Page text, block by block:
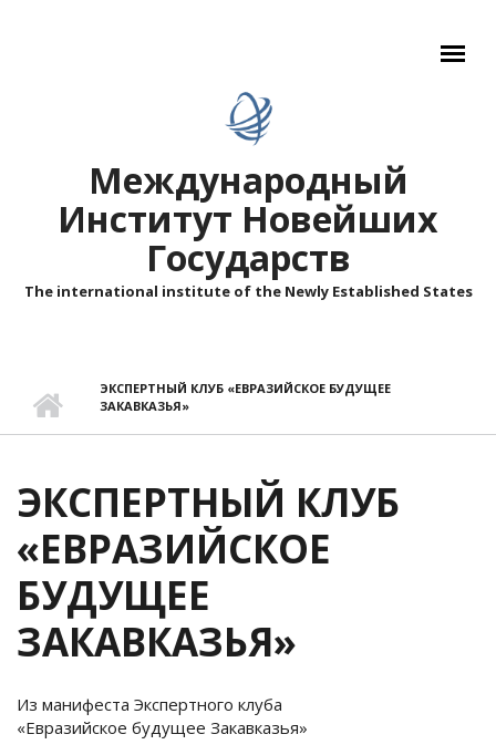
Международный
Институт Новейших
Государств
The international institute of the Newly Established States
ЭКСПЕРТНЫЙ КЛУБ «ЕВРАЗИЙСКОЕ БУДУЩЕЕ
ЗАКАВКАЗЬЯ»
ЭКСПЕРТНЫЙ КЛУБ
«ЕВРАЗИЙСКОЕ
БУДУЩЕЕ
ЗАКАВКАЗЬЯ»
Из манифеста Экспертного клуба
«Евразийское будущее Закавказья»